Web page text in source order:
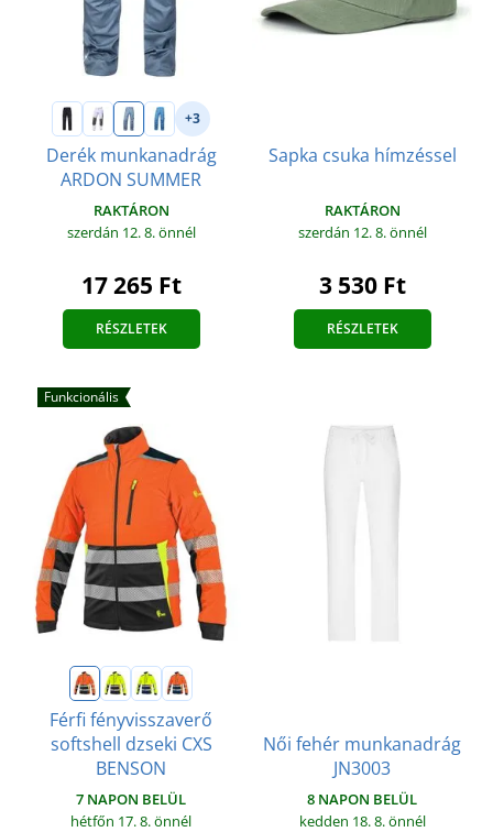
+3
Derék munkanadrág
ARDON SUMMER
RAKTÁRON
szerdán 12. 8.önnél
17 265 Ft
RÉSZLETEK
Sapka csuka hímzéssel
RAKTÁRON
szerdán 12. 8.önnél
3 530 Ft
RÉSZLETEK
Funkcionális
Férfi fényvisszaverő
softshell dzseki CXS
BENSON
7 NAPON BELÜL
hétfőn 17. 8.önnél
Női fehér munkanadrág
JN3003
8 NAPON BELÜL
kedden 18. 8.önnél